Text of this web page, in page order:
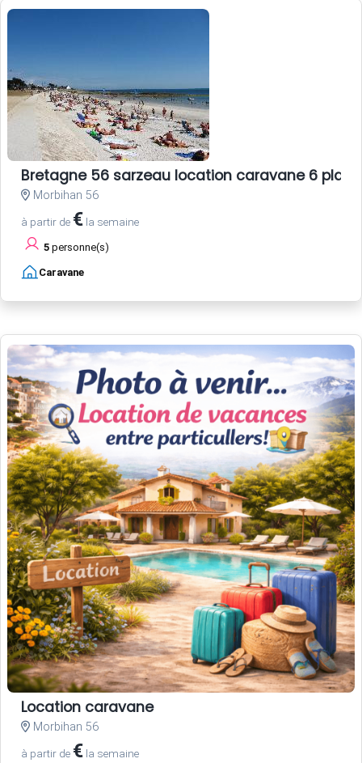
Bretagne 56 sarzeau location caravane 6
Morbihan 56
à partir de € la semaine
5 personne(s)
Caravane
Location caravane
Morbihan 56
à partir de € la semaine